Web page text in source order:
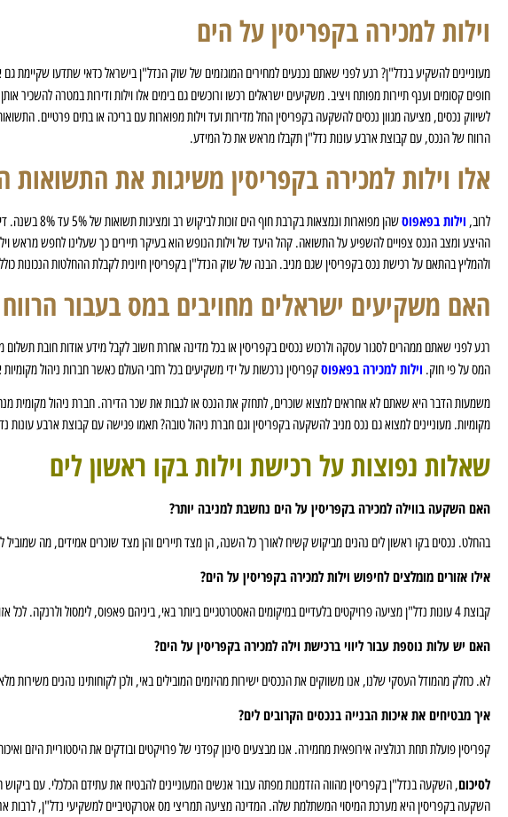
וילות למכירה בקפריסין על הים
מעוניינים להשקיע בנדל"ן? רגע לפני שאתם נכנעים למחירים המוגזמים של שוק הנדל"ן בישראל כדאי שתדעו שקיימת
חופים קסומים וענף תיירות מפותח ויציב. משקיעים ישראלים רכשו ורוכשים גם בימים אלו וילות ודירות במטרה להשכיר אותן
לשיווק נכסים, מציעה מגוון נכסים להשקעה בקפריסין החל מדירות ועד וילות מפוארות עם בריכה או בתים פרטיים.
הרווח של הנכס, עם קבוצת ארבע עונות נדל"ן תקבלו מראש את כל המידע.
אלו וילות למכירה בקפריסין משיגות את התשואות
לרוב, וילות בפאפוס
ההיצע ומצב הנכס צפויים להשפיע על התשואה. קהל היעד של וילות הנופש הוא בעיקר תיירים כך שעלינו לחפש מראש
ולהמליץ בהתאם על רכישת נכס בקפריסין שגם מניב. הבנה של שוק הנדל"ן בקפריסין חיונית לקבלת ההחלטות הנכונות
האם משקיעים ישראלים מחויבים במס בעבור הרווח
רגע לפני שאתם ממהרים לסגור עסקה ולרכוש נכסים בקפריסין או בכל מדינה אחרת חשוב לקבל מידע אודות חובת
המס על פי חוק. וילות למכירה בפאפוסקפריסין נרכשות על ידי משקיעים בכל רחבי העולם כאשר חברות ניהול מקומיות
משמעות הדבר היא שאתם לא אחראים למצוא שוכרים, לתחזק את הנכס או לגבות את שכר הדירה. חברת ניהול מקומית
מקומיות. מעוניינים למצוא גם נכס מניב להשקעה בקפריסין וגם חברת ניהול טובה? תאמו פגישה עם קבוצת ארבע עונות
שאלות נפוצות על רכישת וילות בקו ראשון לים
האם השקעה בווילה למכירה בקפריסין על הים נחשבת למניבה יותר?
בהחלט. נכסים בקו ראשון לים נהנים מביקוש קשיח לאורך כל השנה, הן מצד תיירים והן מצד שוכרים אמידים, מה שמוביל לתשואות גבוהות שיכולות להגיע
אילו אזורים מומלצים לחיפוש וילות למכירה בקפריסין על הים?
קבוצת 4 עונות נדל"ן מציעה פרויקטים בלעדיים במיקומים האסטרטגיים ביותר באי, ביניהם פאפוס, לימסול ולרנקה. לכל אזור יתרונות משלו, החל מהשלווה ואיכות החיים בפאפוס ועד לקוסמופוליטיות והיוקרה של לימסול.
האם יש עלות נוספת עבור ליווי ברכישת וילה למכירה בקפריסין על הים?
לא. כחלק מהמודל העסקי שלנו, אנו משווקים את הנכסים ישירות מהיזמים המובילים באי, ולכן לקוחותינו נהנים משירות
איך מבטיחים את איכות הבנייה בנכסים הקרובים לים?
קפריסין פועלת תחת רגולציה אירופאית מחמירה. אנו מבצעים סינון קפדני של פרויקטים ובודקים את היסטוריית היזם
לסיכום, השקעה בנדל"ן בקפריסין מהווה הזדמנות מפתה עבור אנשים המעוניינים להבטיח את עתידם הכלכלי. עם ביקוש
השקעה בקפריסין היא מערכת המיסוי המשתלמת שלה. המדינה מציעה תמריצי מס אטרקטיביים למשקיעי נדל"ן, לרבות